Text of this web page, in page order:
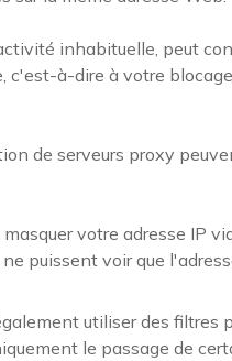
inhabituelle, peut
c'est-à-dire à votre
de serveurs proxy
votre adresse IP
puissent voir que
utiliser des filtres
le passage de